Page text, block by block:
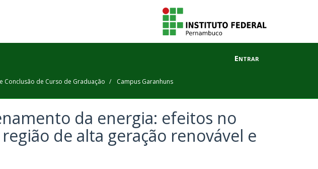
Entrar
Conclusão de Curso de Graduação
Campus Garanhuns
da energia: efeitos no
de alta geração renovável e